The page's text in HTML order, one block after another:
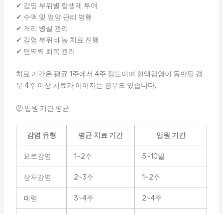
✔ 감염 부위별 항생제 투여
✔ 수액 및 영양 관리 병행
✔ 격리 병실 관리
✔ 감염 부위 배농 치료 진행
✔ 면역력 회복 관리
치료 기간은 평균 1주에서 4주 정도이며 혈액감염이 동반될 경
우 4주 이상 치료가 이어지는 경우도 있습니다.
② 입원 기간 평균
감염 유형 평균 치료 기간 입원 기간
요로감염 1~2주 5~10일
상처감염 2~3주 1~2주
폐렴 3~4주 2~4주